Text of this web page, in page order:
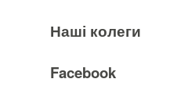
Наші колеги
Facebook